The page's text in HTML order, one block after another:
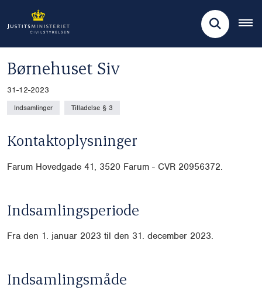
Børnehuset Siv
31-12-2023
Indsamlinger Tilladelse § 3
Kontaktoplysninger
Farum Hovedgade 41, 3520 Farum - CVR 20956372.
Indsamlingsperiode
Fra den 1. januar 2023 til den 31. december 2023.
Indsamlingsmåde